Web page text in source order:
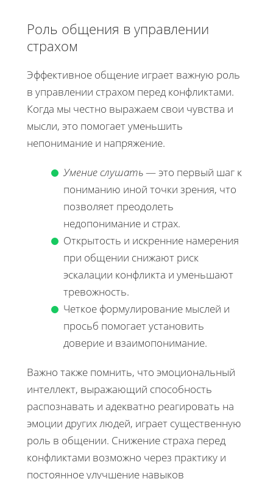
Роль общения в управлении
страхом
Эффективное общение играет важную роль
в управлении страхом перед конфликтами.
Когда мы честно выражаем свои чувства и
мысли, это помогает уменьшить
непонимание и напряжение.
Умение слушать— это первый шаг к
пониманию иной точки зрения, что
позволяет преодолеть
недопонимание и страх.
Открытость и искренние намерения
при общении снижают риск
эскалации конфликта и уменьшают
тревожность.
Четкое формулирование мыслей и
просьб помогает установить
доверие и взаимопонимание.
Важно также помнить, что эмоциональный
интеллект, выражающий способность
распознавать и адекватно реагировать на
эмоции других людей, играет существенную
роль в общении. Снижение страха перед
конфликтами возможно через практику и
постоянное улучшение навыков